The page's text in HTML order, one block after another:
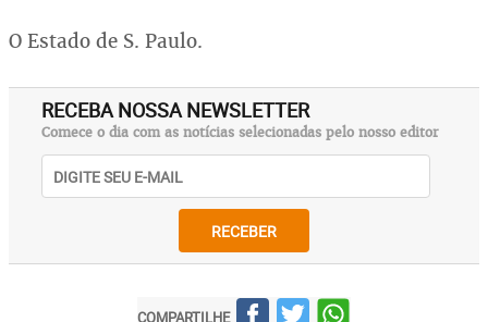
O Estado de S. Paulo.
RECEBA NOSSA NEWSLETTER
Comece o dia com as notícias selecionadas pelo nosso editor
RECEBER
COMPARTILHE